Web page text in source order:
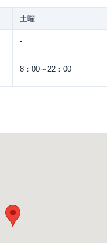
土曜
-
8：00～22：00